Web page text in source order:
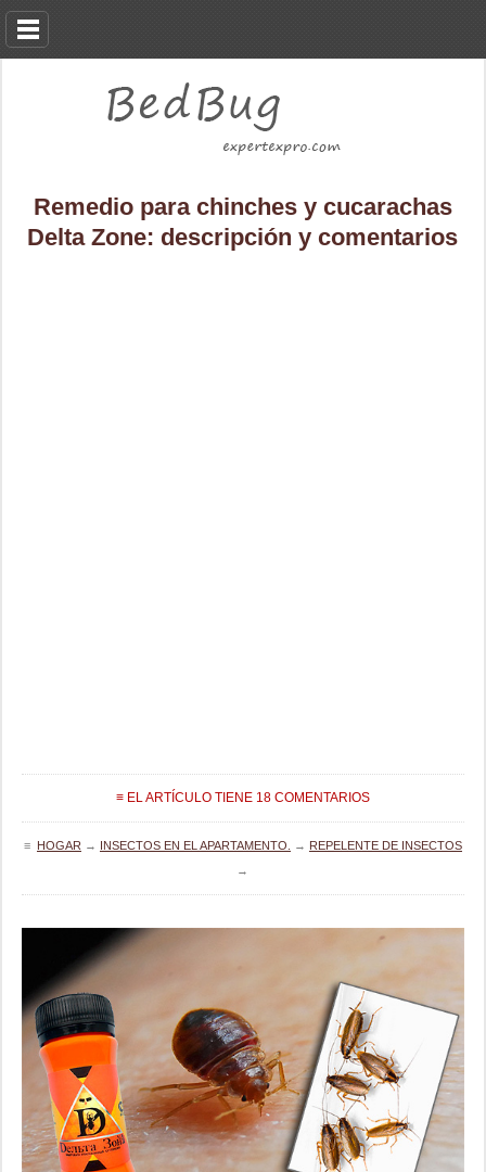
Remedio para chinches y cucarachas
Delta Zone: descripción y comentarios
≡ EL ARTÍCULO TIENE 18 COMENTARIOS
≡ HOGAR → INSECTOS EN EL APARTAMENTO. → REPELENTE DE INSECTOS
→